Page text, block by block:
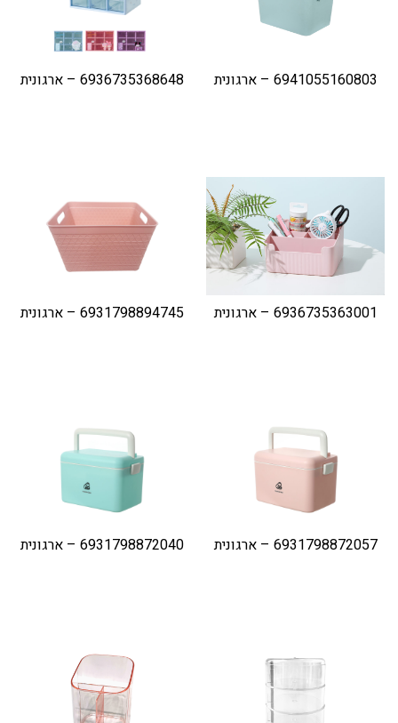
6941055160803 – ארגונית 6936735368648 – ארגונית
6936735363001 – ארגונית 6931798894745 – ארגונית
6931798872057 – ארגונית 6931798872040 – ארגונית